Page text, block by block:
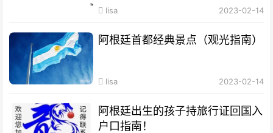
lisa 2023-02-14
阿根廷首都经典景点（观光指南）
lisa 2023-02-14
阿根廷出生的孩子持旅行证回国入
户口指南！